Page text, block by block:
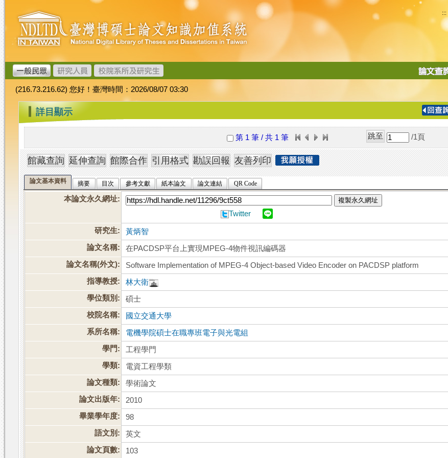
跳
到
主
要
內
容
臺
灣
博
碩
士
論
文
加
值
系
統
:::
導
(216.73.216.62) 您好！臺灣時間：2026/08/07 03:30
::: 詳目顯示
第 1 筆 / 共 1 筆 /1 頁
論文基本資料 摘要 目次 參考文獻 紙本論文 論文連結 QR Code
本論文永久網址: 複製永久網址
Twitter
研究生:
黃炳智
論文名稱:
在PACDSP平台上實現MPEG-4物件視訊編碼器
論文名稱(外文):
Software Implementation of MPEG-4 Object-based Video Encoder on PACDSP platform
指導教授:
林大衛
學位類別:
碩士
校院名稱:
國立交通大學
系所名稱:
電機學院碩士在職專班電子與光電組
學門:
工程學門
學類:
電資工程學類
論文種類:
學術論文
論文出版年:
2010
畢業學年度:
98
語文別:
英文
論文頁數:
103